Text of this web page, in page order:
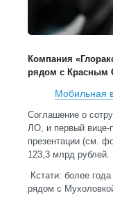
Компания
рядом с Красным
Мобильная
Соглашение о
ЛО, и первый вице-
презентации (см.
123,3 млрд рублей.
Кстати: более
рядом с